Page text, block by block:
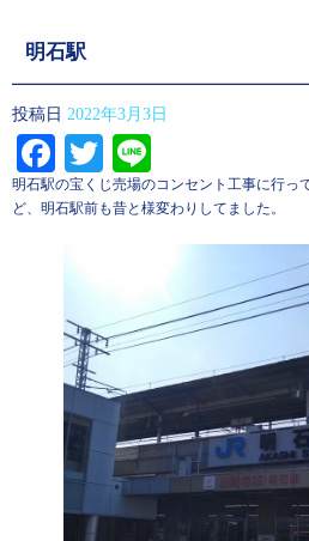
明石駅
投稿日 2022年3月3日
Facebook
Twitter
明石駅の宝くじ売場のコンセント工事に行っ
ど、明石駅前も昔と様変わりしてました。